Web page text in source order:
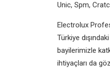
Unic, Spm,
Electrolux
Türkiye
bayilerimizle
ihtiyaçları da